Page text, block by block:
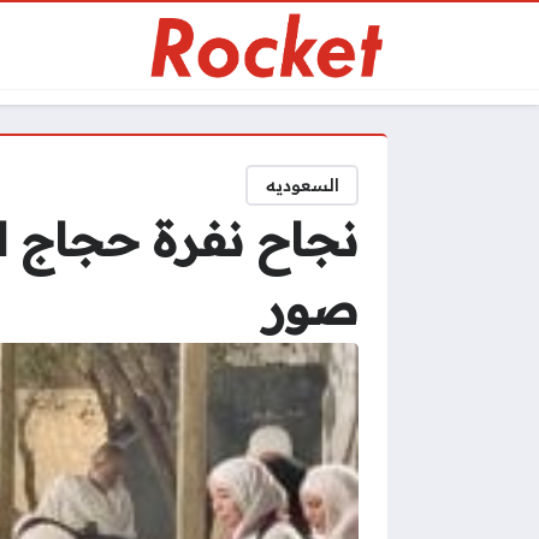
السعوديه
نجاح نفرة حجاج
صور